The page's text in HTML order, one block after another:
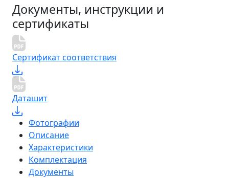
Документы, инструкции и
сертификаты
Сертификат соответствия
Даташит
Фотографии
Описание
Характеристики
Комплектация
Документы